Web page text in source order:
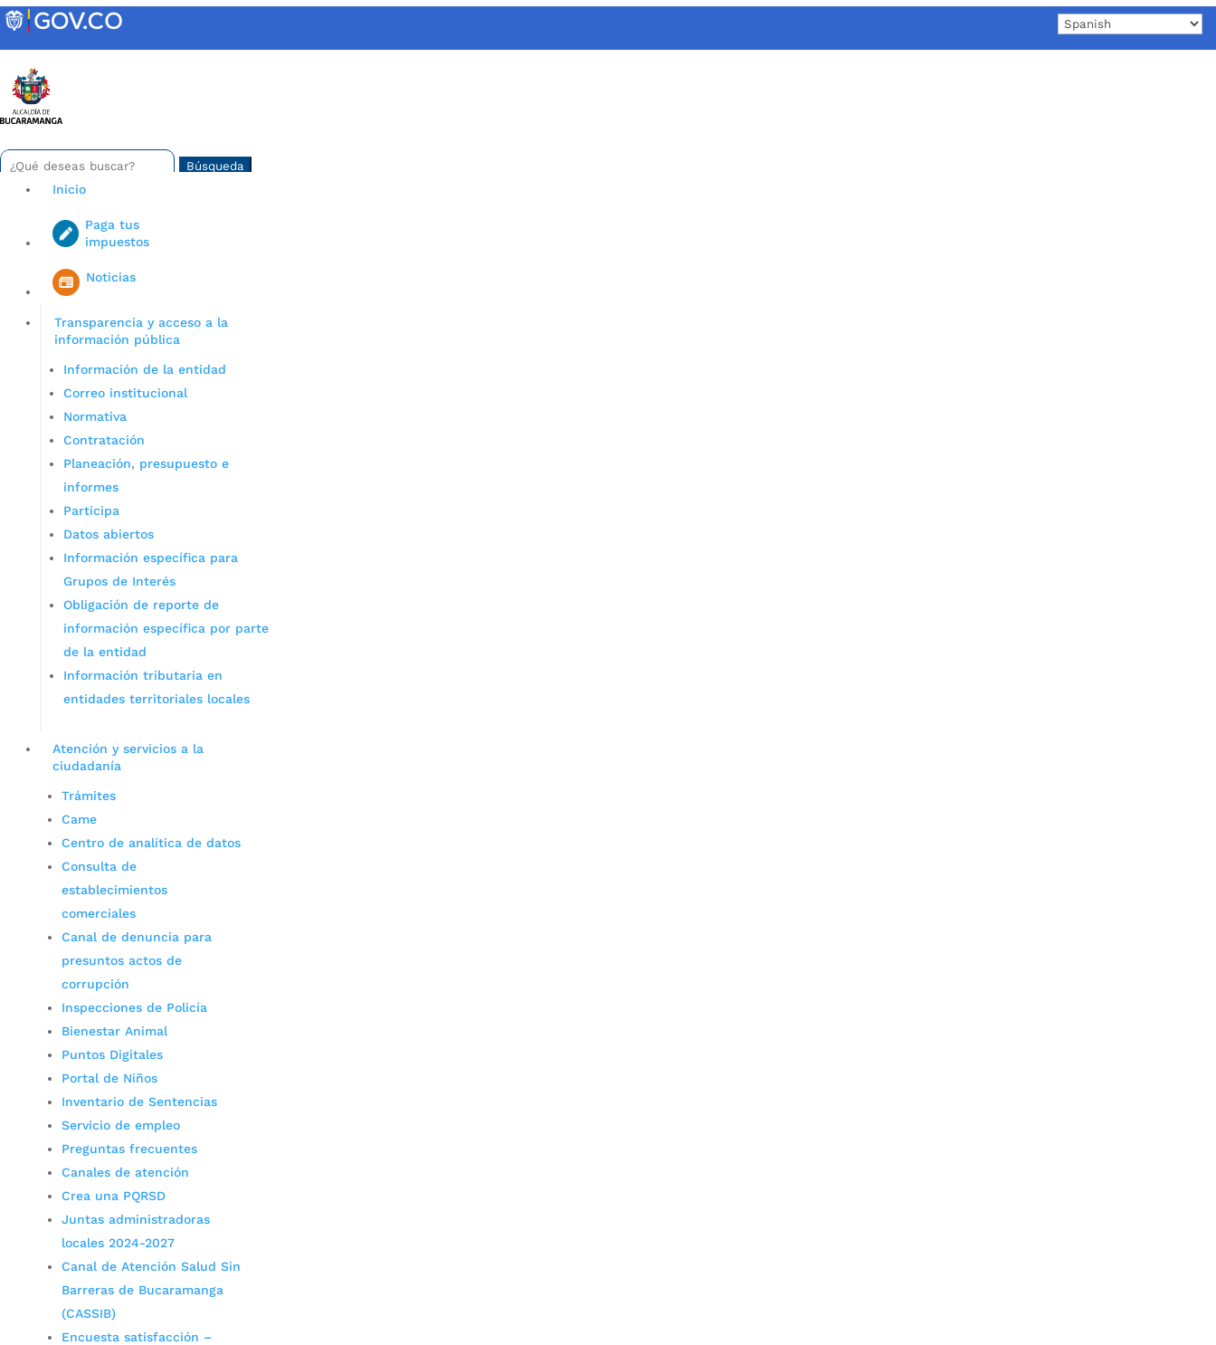
Skip
to
Buscar:
Search
for...
Iniciar sesión en gov co
Inicio
Paga tus
impuestos
Noticias
Transparencia y acceso a la
información pública
Información de la entidad
Correo institucional
Normativa
Contratación
Planeación, presupuesto e
informes
Participa
Datos abiertos
Información específica para
Grupos de Interés
Obligación de reporte de
información específica por parte
de la entidad
Información tributaria en
entidades territoriales locales
Atención y servicios a la
ciudadanía
Trámites
Came
Centro de analítica de datos
Consulta de
establecimientos
comerciales
Canal de denuncia para
presuntos actos de
corrupción
Inspecciones de Policía
Bienestar Animal
Puntos Digitales
Portal de Niños
Inventario de Sentencias
Servicio de empleo
Preguntas frecuentes
Canales de atención
Crea una PQRSD
Juntas administradoras
locales 2024-2027
Canal de Atención Salud Sin
Barreras de Bucaramanga
(CASSIB)
Encuesta satisfacción –